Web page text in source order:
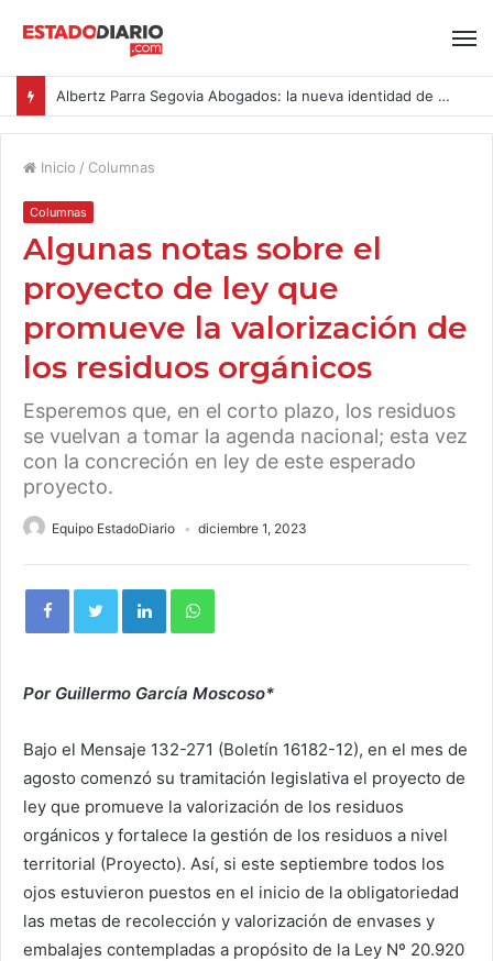
Albertz Parra Segovia Abogados: la nueva identidad de Segovia Consulting
Inicio / Columnas
Columnas
Algunas notas sobre el
proyecto de ley que
promueve la valorización de
los residuos orgánicos
Esperemos que, en el corto plazo, los residuos
se vuelvan a tomar la agenda nacional; esta vez
con la concreción en ley de este esperado
proyecto.
Equipo EstadoDiario diciembre 1, 2023
Por Guillermo García Moscoso*
Bajo el Mensaje 132-271 (Boletín 16182-12), en el mes de
agosto comenzó su tramitación legislativa el proyecto de
ley que promueve la valorización de los residuos
orgánicos y fortalece la gestión de los residuos a nivel
territorial (Proyecto). Así, si este septiembre todos los
ojos estuvieron puestos en el inicio de la obligatoriedad
las metas de recolección y valorización de envases y
embalajes contempladas a propósito de la Ley Nº 20.920